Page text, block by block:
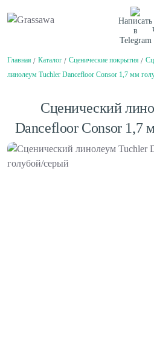
Написать
в
Telegram
Каталог
О компании
О компании
Нам доверяют
Спортивная
Цветная
Сценический
Главная Каталог Сценические покрытия
линолеум Tuchler Dancefloor Consor 1,7 мм
Сценический
Dancefloor Consor 1,7